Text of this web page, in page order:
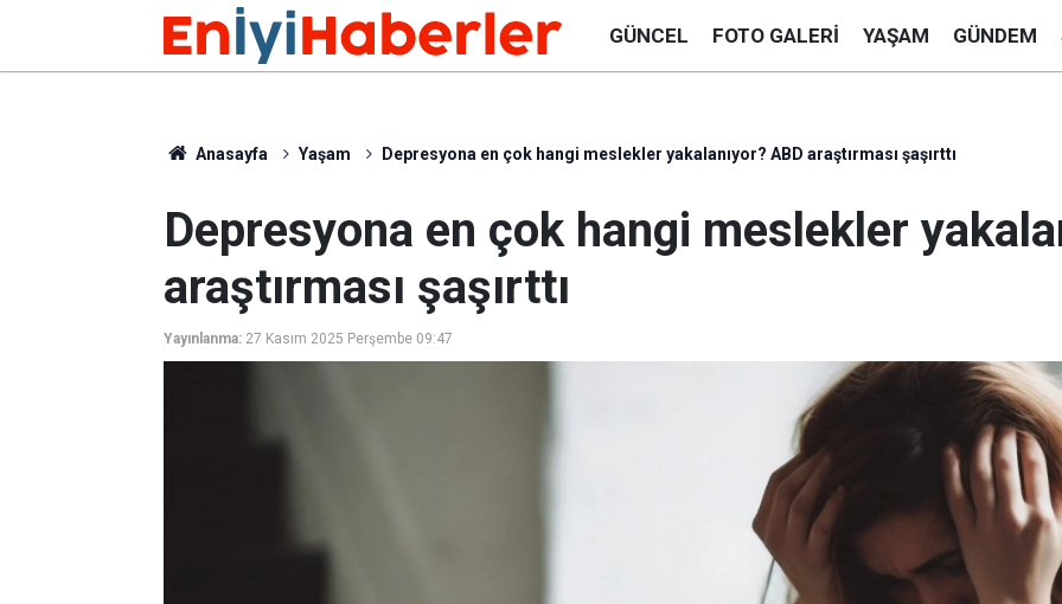
GÜNCEL FOTO GALERI YAŞAM GÜNDEM
Anasayfa Yaşam Depresyona en çok hangi meslekler yakalanıyor? ABD araştırması şaşırttı
Depresyona en çok hangi meslekler
araştırması şaşırttı
Yayınlanma: 27 Kasım 2025 Perşembe 09:47